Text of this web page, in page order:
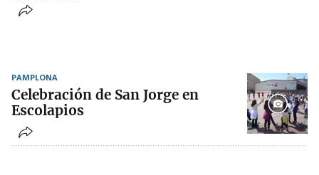
PAMPLONA
Celebración de San Jorge en
Escolapios